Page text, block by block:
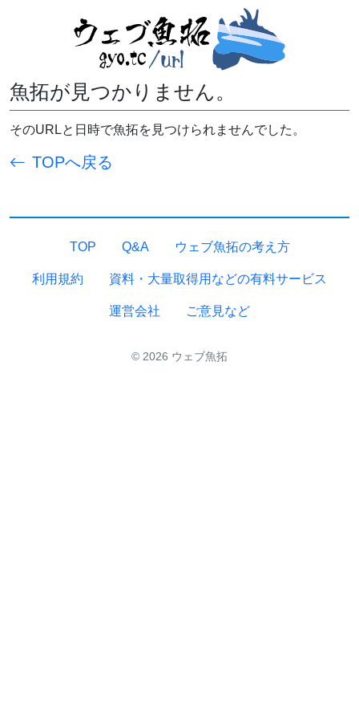
魚拓が見つかりません。
そのURLと日時で魚拓を見つけられませんでした。
TOPへ戻る
TOP Q&A ウェブ魚拓の考え方
利用規約 資料・大量取得用などの有料サービス
運営会社 ご意見など
© 2026 ウェブ魚拓